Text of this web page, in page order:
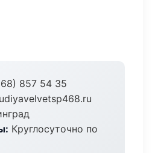
857 54 35
Круглосуточно по